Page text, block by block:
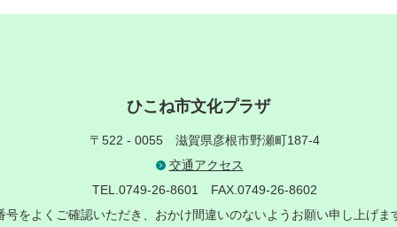
ひこね市文化プラザ
〒522 - 0055 滋賀県彦根市野瀬町187-4
交通アクセス
TEL.0749-26-8601 FAX.0749-26-8602
をよくご確認いただき、おかけ間違いのないようお願い申し上げま